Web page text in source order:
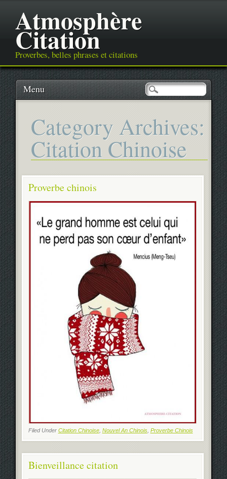
Atmosphère
Citation
Proverbes, belles phrases et citations
Main menu
SkipMenu
Category Archives:
Citation Chinoise
Proverbe chinois
Filed Under Citation Chinoise, Nouvel An Chinois, Proverbe Chinois
Bienveillance citation